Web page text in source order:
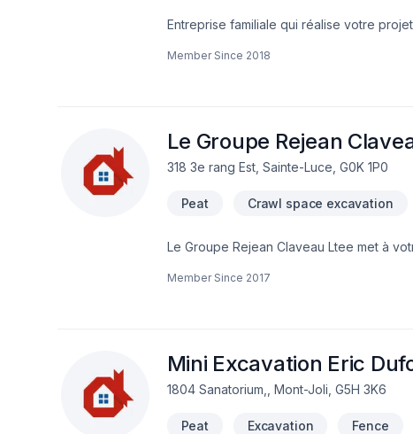
Entreprise familiale qui réalise votre
Member Since 2018
Le Groupe Rejean
318 3e rang Est, Sainte-Luce, G0K 1P0
Peat Crawl space excavation
Le Groupe Rejean Claveau Ltee met à
privilégions la transparence, l'écoute et
Member Since 2017
Mini Excavation Eric
1804 Sanatorium,, Mont-Joli, G5H 3K6
Peat Excavation Fence